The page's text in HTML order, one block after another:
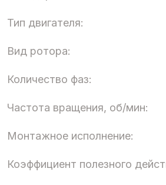
Тип двигателя:
Вид ротора:
Количество фаз:
Частота вращения, об/мин:
Монтажное исполнение:
Коэффициент полезного